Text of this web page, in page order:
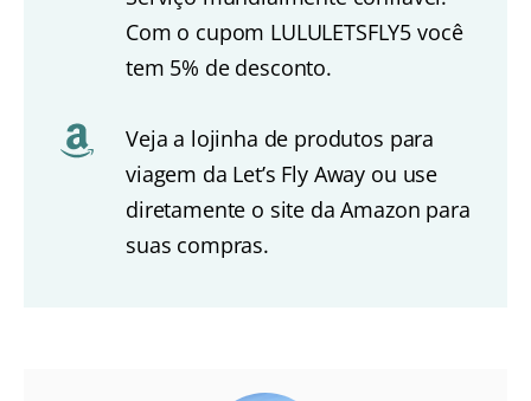
Com o cupom LULULETSFLY5 você
tem 5% de desconto.
Veja a lojinha de produtos para
viagem da Let’s Fly Away ou use
diretamente o site da Amazon para
suas compras.